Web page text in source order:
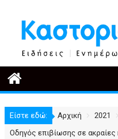
περιεχόμενο
Είστε εδώ: Αρχική 2021
Οδηγός επιβίωσης σε ακραίες